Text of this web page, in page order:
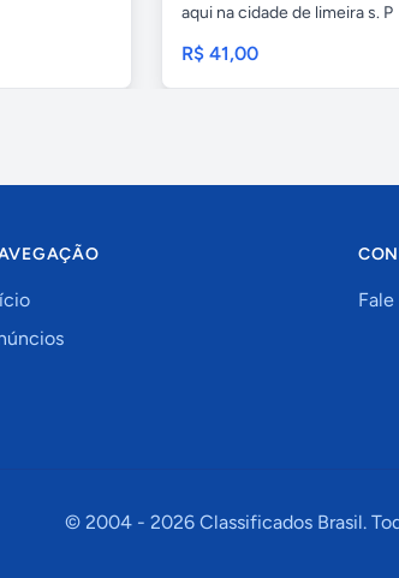
aqui na cidade de limeira s. P
R$ 41,00
© 2004 - 2026Classificados Brasil.